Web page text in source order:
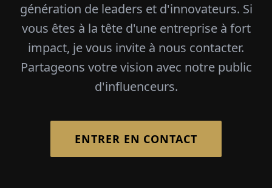
génération de leaders et d'innovateurs. Si
vous êtes à la tête d'une entreprise à fort
impact, je vous invite à nous contacter.
Partageons votre vision avec notre public
d'influenceurs.
ENTRER EN CONTACT